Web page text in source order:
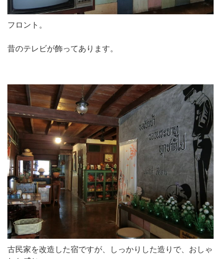
フロント。
昔のテレビが飾ってあります。
古民家を改造した宿ですが、しっかりした造りで、おしゃ